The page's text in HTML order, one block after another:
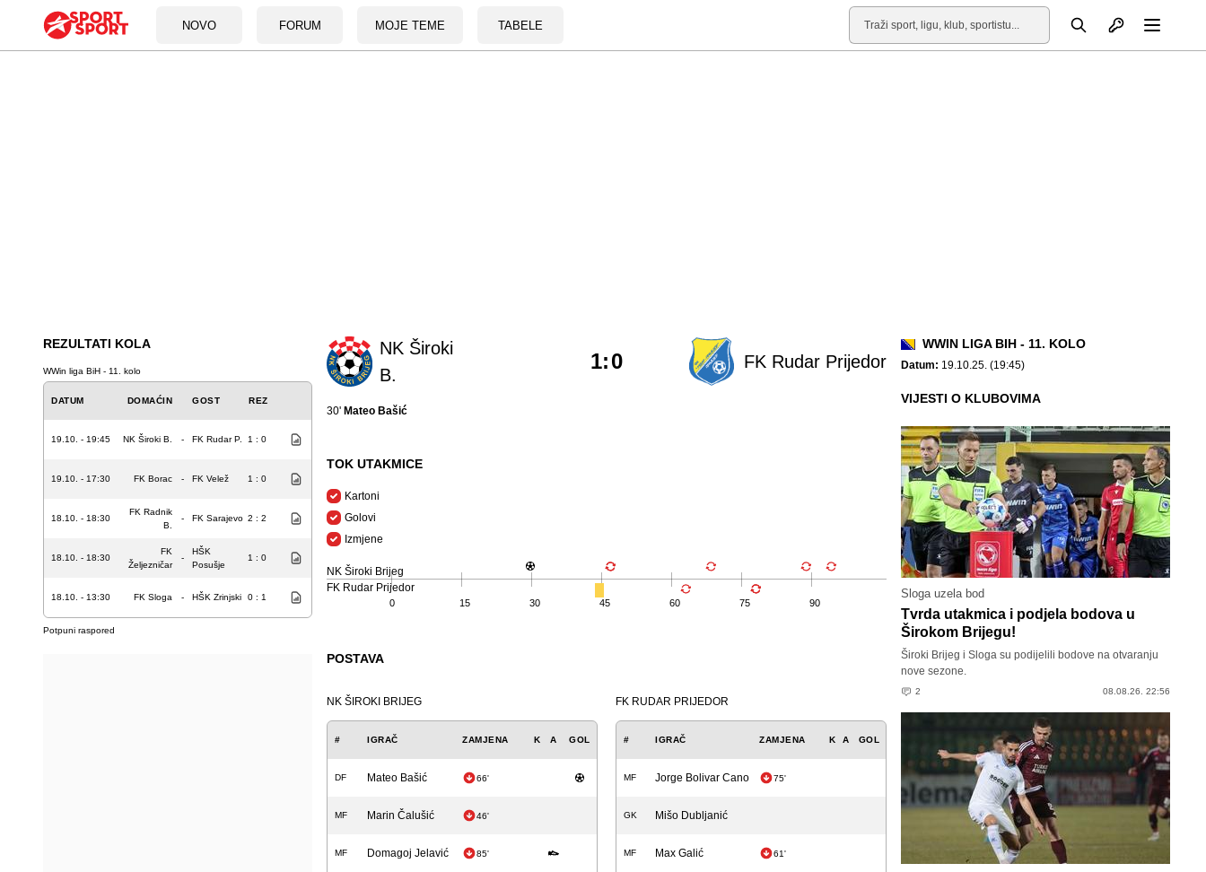
NOVO FORUM MOJE TEME TABELE
Pretraga Otvori profil
REZULTATI KOLA
WWin liga BiH - 11. kolo
DATUM DOMAĆIN GOST REZ
19.10. - 19:45 NK Široki B. - FK Rudar P. 1 : 0
19.10. - 17:30 FK Borac - FK Velež 1 : 0
18.10. - 18:30
FK Radnik
B.
- FK Sarajevo 2 : 2
18.10. - 18:30
FK
Željezničar
-
HŠK
Posušje
1 : 0
18.10. - 13:30 FK Sloga - HŠK Zrinjski 0 : 1
Potpuni raspored
NK Široki
B.
FK Rudar Prijedor
1:0
30' Mateo Bašić
TOK UTAKMICE
Kartoni
Golovi
Izmjene
NK Široki Brijeg
FK Rudar Prijedor
0 15 30 45 60 75 90
POSTAVA
NK ŠIROKI BRIJEG
# IGRAČ ZAMJENA K A GOL
DF Mateo Bašić 66'
MF Marin Čalušić 46'
MF Domagoj Jelavić 85'
FK RUDAR PRIJEDOR
# IGRAČ ZAMJENA K A GOL
MF Jorge Bolivar Cano 75'
GK Mišo Dubljanić
MF Max Galić 61'
WWIN LIGA BIH - 11. KOLO
Datum: 19.10.25. (19:45)
VIJESTI O KLUBOVIMA
Sloga uzela bod
Tvrda utakmica i podjela bodova u
Širokom Brijegu!
Široki Brijeg i Sloga su podijelili bodove na otvaranju
nove sezone.
2 08.08.26. 22:56